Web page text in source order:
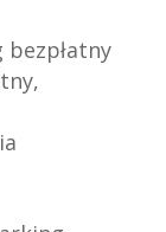
bezpłatny